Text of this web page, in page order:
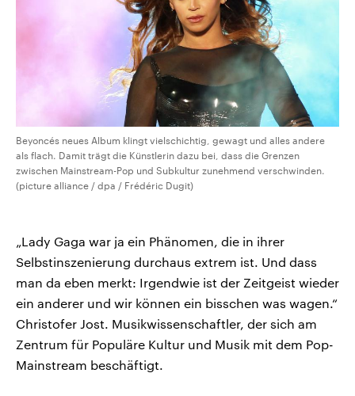
Beyoncés neues Album klingt vielschichtig, gewagt und alles andere
als flach. Damit trägt die Künstlerin dazu bei, dass die Grenzen
zwischen Mainstream-Pop und Subkultur zunehmend verschwinden.
(picture alliance / dpa / Frédéric Dugit)
„Lady Gaga war ja ein Phänomen, die in ihrer
Selbstinszenierung durchaus extrem ist. Und dass
man da eben merkt: Irgendwie ist der Zeitgeist wieder
ein anderer und wir können ein bisschen was wagen.“
Christofer Jost. Musikwissenschaftler, der sich am
Zentrum für Populäre Kultur und Musik mit dem Pop-
Mainstream beschäftigt.